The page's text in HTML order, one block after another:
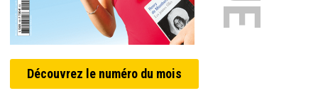
Découvrez le numéro du mois